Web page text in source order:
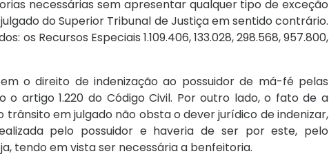
necessárias sem apresentar qualquer tipo de exceção
do Superior Tribunal de Justiça em sentido contrário.
os Recursos Especiais 1.109.406, 133.028, 298.568, 957.800,
o direito de indenização ao possuidor de má-fé pelas
o artigo 1.220 do Código Civil. Por outro lado, o fato de a
trânsito em julgado não obsta o dever jurídico de indenizar,
pelo possuidor e haveria de ser por este, pelo
tendo em vista ser necessária a benfeitoria.